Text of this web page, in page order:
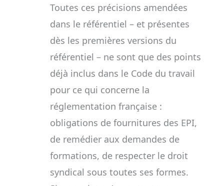
Toutes ces précisions amendées
dans le référentiel – et présentes
dès les premières versions du
référentiel – ne sont que des points
déjà inclus dans le Code du travail
pour ce qui concerne la
réglementation française :
obligations de fournitures des EPI,
de remédier aux demandes de
formations, de respecter le droit
syndical sous toutes ses formes.